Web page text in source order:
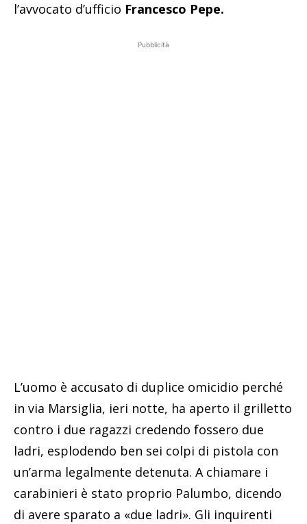
l’avvocato d’ufficio Francesco Pepe.
Pubblicità
L’uomo è accusato di duplice omicidio perché
in via Marsiglia, ieri notte, ha aperto il grilletto
contro i due ragazzi credendo fossero due
ladri, esplodendo ben sei colpi di pistola con
un’arma legalmente detenuta. A chiamare i
carabinieri è stato proprio Palumbo, dicendo
di avere sparato a «due ladri». Gli inquirenti